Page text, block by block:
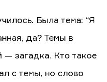
Была тема: “Я
да? Темы в
— загадка. Кто такое
с темы, но слово